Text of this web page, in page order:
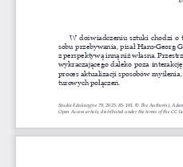
Studia Edukacyjne 79, 2025: 85-101. © The Author(s),
Open Access article, distributed under the terms of the CC
W   doświadczeniu sztuki chodzi
sobu przebywania, pisał Hans-Georg
z  perspektywą inną niż własna.
wykraczającego daleko poza
proces aktualizacji sposobów
turowych połączeń.